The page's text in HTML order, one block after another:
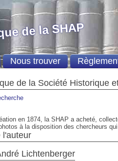
de la Société Historique
en 1874, la SHAP a acheté,
à la disposition des chercheurs
l'auteur
Lichtenberger
de la SHAP
Nous trouver